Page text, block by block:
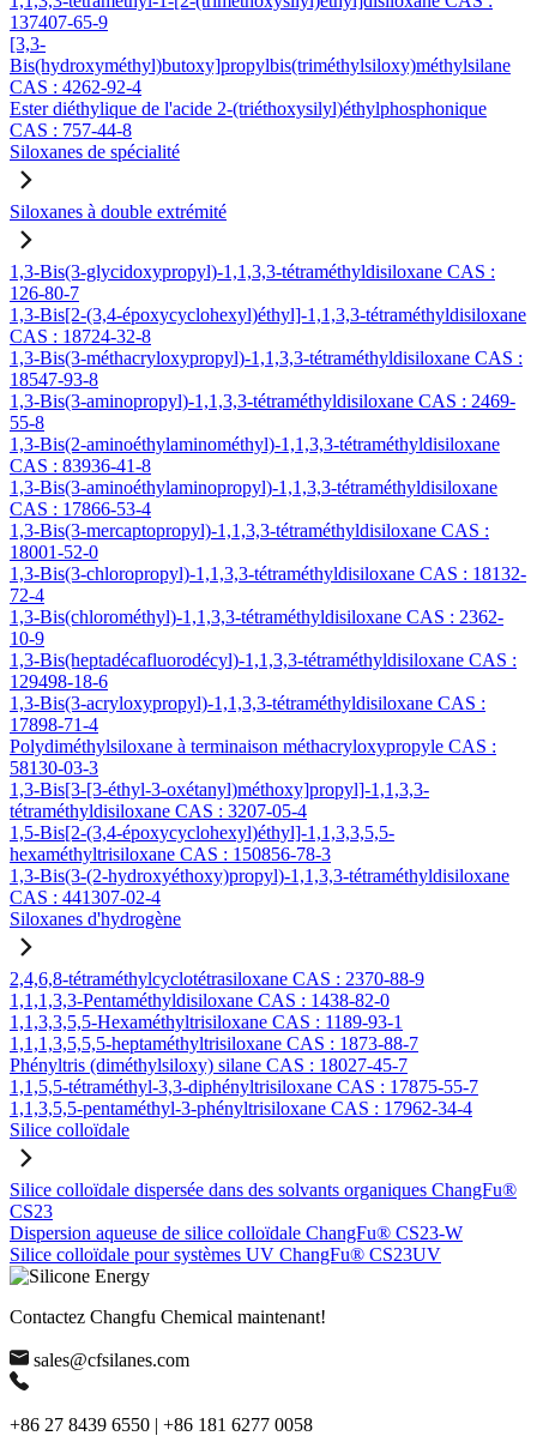
137407-65-9
[3,3-
Bis(hydroxyméthyl)butoxy]propylbis(triméthylsiloxy)méthylsilane
CAS : 4262-92-4
Ester diéthylique de l'acide 2-(triéthoxysilyl)éthylphosphonique
CAS : 757-44-8
Siloxanes de spécialité
Siloxanes à double extrémité
1,3-Bis(3-glycidoxypropyl)-1,1,3,3-tétraméthyldisiloxane CAS :
126-80-7
1,3-Bis[2-(3,4-époxycyclohexyl)éthyl]-1,1,3,3-tétraméthyldisiloxane
CAS : 18724-32-8
1,3-Bis(3-méthacryloxypropyl)-1,1,3,3-tétraméthyldisiloxane CAS :
18547-93-8
1,3-Bis(3-aminopropyl)-1,1,3,3-tétraméthyldisiloxane CAS : 2469-
55-8
1,3-Bis(2-aminoéthylaminométhyl)-1,1,3,3-tétraméthyldisiloxane
CAS : 83936-41-8
1,3-Bis(3-aminoéthylaminopropyl)-1,1,3,3-tétraméthyldisiloxane
CAS : 17866-53-4
1,3-Bis(3-mercaptopropyl)-1,1,3,3-tétraméthyldisiloxane CAS :
18001-52-0
1,3-Bis(3-chloropropyl)-1,1,3,3-tétraméthyldisiloxane CAS : 18132-
72-4
1,3-Bis(chlorométhyl)-1,1,3,3-tétraméthyldisiloxane CAS : 2362-
10-9
1,3-Bis(heptadécafluorodécyl)-1,1,3,3-tétraméthyldisiloxane CAS :
129498-18-6
1,3-Bis(3-acryloxypropyl)-1,1,3,3-tétraméthyldisiloxane CAS :
17898-71-4
Polydiméthylsiloxane à terminaison méthacryloxypropyle CAS :
58130-03-3
1,3-Bis[3-[3-éthyl-3-oxétanyl)méthoxy]propyl]-1,1,3,3-
tétraméthyldisiloxane CAS : 3207-05-4
1,5-Bis[2-(3,4-époxycyclohexyl)éthyl]-1,1,3,3,5,5-
hexaméthyltrisiloxane CAS : 150856-78-3
1,3-Bis(3-(2-hydroxyéthoxy)propyl)-1,1,3,3-tétraméthyldisiloxane
CAS : 441307-02-4
Siloxanes d'hydrogène
2,4,6,8-tétraméthylcyclotétrasiloxane CAS : 2370-88-9
1,1,1,3,3-Pentaméthyldisiloxane CAS : 1438-82-0
1,1,3,3,5,5-Hexaméthyltrisiloxane CAS : 1189-93-1
1,1,1,3,5,5,5-heptaméthyltrisiloxane CAS : 1873-88-7
Phényltris (diméthylsiloxy) silane CAS : 18027-45-7
1,1,5,5-tétraméthyl-3,3-diphényltrisiloxane CAS : 17875-55-7
1,1,3,5,5-pentaméthyl-3-phényltrisiloxane CAS : 17962-34-4
Silice colloïdale
Silice colloïdale dispersée dans des solvants organiques ChangFu®
CS23
Dispersion aqueuse de silice colloïdale ChangFu® CS23-W
Silice colloïdale pour systèmes UV ChangFu® CS23UV
Contactez Changfu Chemical maintenant!
sales@cfsilanes.com
+86 27 8439 6550 | +86 181 6277 0058